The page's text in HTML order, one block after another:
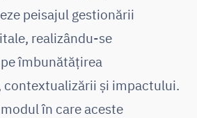
peisajul gestionării
realizându-se
îmbunătățirea
și impactului.
în care aceste